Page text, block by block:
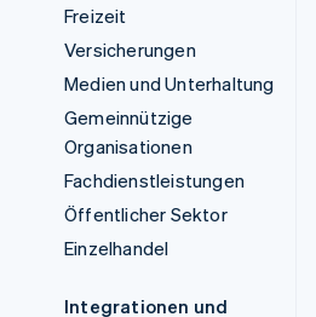
Freizeit
Versicherungen
Medien und Unterhaltung
Gemeinnützige
Organisationen
Fachdienstleistungen
Öffentlicher Sektor
Einzelhandel
Integrationen und